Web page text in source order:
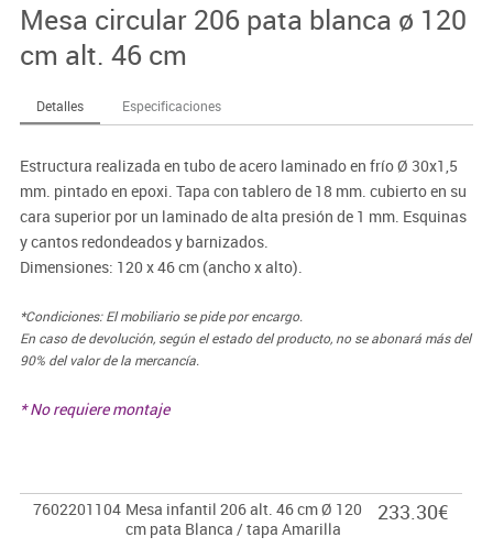
Mesa circular 206 pata blanca ø 120
cm alt. 46 cm
Detalles Especificaciones
Estructura realizada en tubo de acero laminado en frío Ø 30x1,5
mm. pintado en epoxi. Tapa con tablero de 18 mm. cubierto en su
cara superior por un laminado de alta presión de 1 mm. Esquinas
y cantos redondeados y barnizados.
Dimensiones: 120 x 46 cm (ancho x alto).
*Condiciones: El mobiliario se pide por encargo.
En caso de devolución, según el estado del producto, no se abonará más del
90% del valor de la mercancía.
* No requiere montaje
7602201104 Mesa infantil 206 alt. 46 cm Ø 120
cm pata Blanca / tapa Amarilla
233.30€